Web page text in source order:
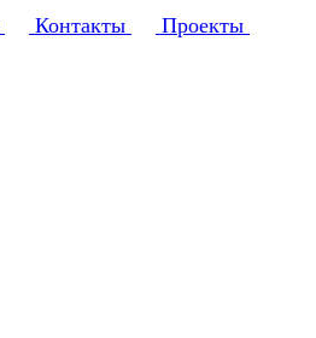
Контакты
Проекты